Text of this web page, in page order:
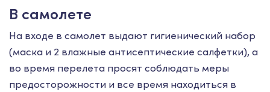
В самолете
На входе в самолет выдают гигиенический набор
(маска и 2 влажные антисептические салфетки), а
во время перелета просят соблюдать меры
предосторожности и все время находиться в